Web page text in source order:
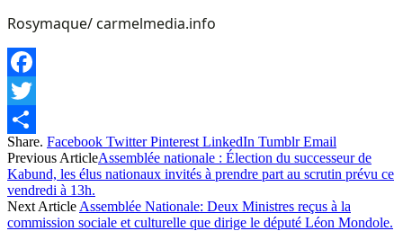
Rosymaque/ carmelmedia.info
Facebook
Twitter
Share
Share. Facebook Twitter Pinterest LinkedIn Tumblr Email
Previous ArticleAssemblée nationale : Élection du successeur de
Kabund, les élus nationaux invités à prendre part au scrutin prévu ce
vendredi à 13h.
Next Article Assemblée Nationale: Deux Ministres reçus à la
commission sociale et culturelle que dirige le député Léon Mondole.